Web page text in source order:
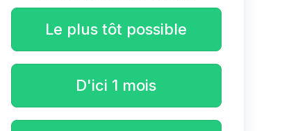
Le plus tôt possible
D'ici 1 mois